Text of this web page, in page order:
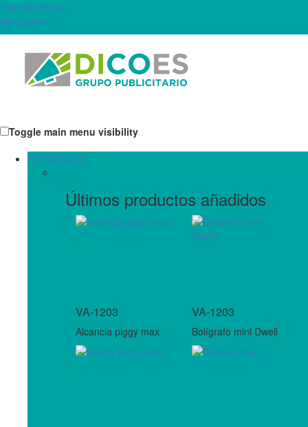
Ingresar como
distribuidor
Toggle main menu visibility
NOVEDADES
Últimos productos añadidos
VA-1203
Alcancia piggy max
VA-1203
Bolígrafo mini Dwell